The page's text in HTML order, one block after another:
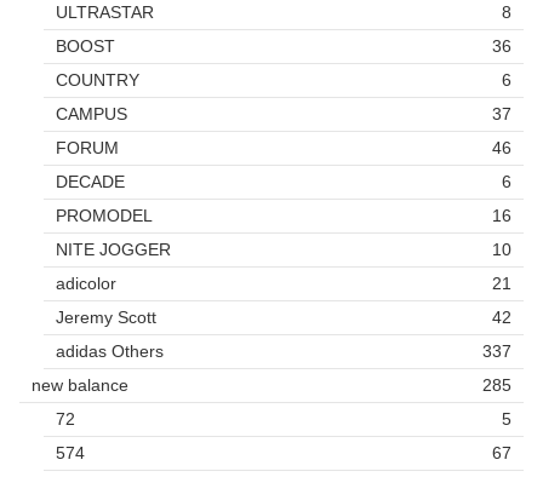
ULTRASTAR
8
BOOST
36
COUNTRY
6
CAMPUS
37
FORUM
46
DECADE
6
PROMODEL
16
NITE JOGGER
10
adicolor
21
Jeremy Scott
42
adidas Others
337
new balance
285
72
5
574
67